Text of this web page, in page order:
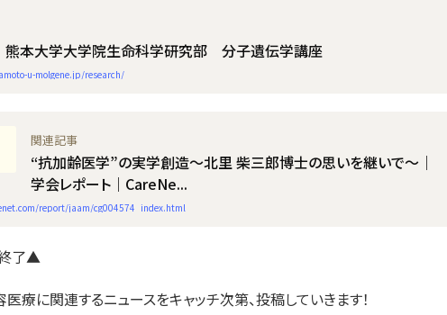
本大学大学院生命科学研究部 分子遺伝学講座
u-molgene.jp/research/
“抗加齢医学”の実学創造～北里 柴三郎博士の思いを継いで～｜
学会レポート｜CareNe...
report/jaam/cg004574_index.html
了▲
療に関連するニュースをキャッチ次第、投稿していきます！